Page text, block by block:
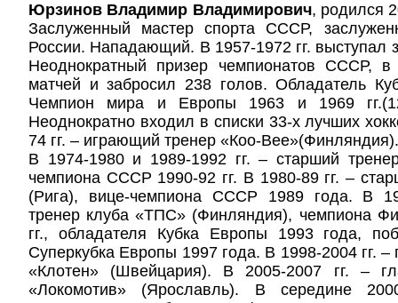
Юрзинов Владимир Владимирович, родился
Заслуженный мастер спорта СССР,
России. Нападающий. В 1957-1972 гг. выступал
Неоднократный призер чемпионатов СССР,
матчей и забросил 238 голов. Обладатель
Чемпион мира и Европы 1963 и 1969
Неоднократно входил в списки 33-х лучших
74 гг. – играющий тренер «Коо-Вее»(Финляндия).
В 1974-1980 и 1989-1992 гг. – старший
чемпиона СССР 1990-92 гг. В 1980-89 гг. –
(Рига), вице-чемпиона СССР 1989 года. В
тренер клуба «ТПС» (Финляндия), чемпиона
гг., обладателя Кубка Европы 1993 года,
Суперкубка Европы 1997 года. В 1998-2004 гг. –
«Клотен» (Швейцария). В 2005-2007 гг. –
«Локомотив» (Ярославль). В середине